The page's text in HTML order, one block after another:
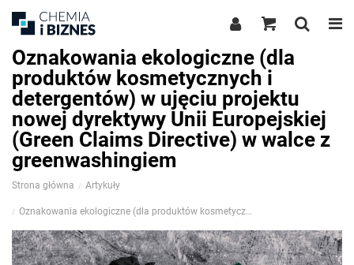
Oznakowania ekologiczne (dla
produktów kosmetycznych i
detergentów) w ujęciu projektu
nowej dyrektywy Unii Europejskiej
(Green Claims Directive) w walce z
greenwashingiem
Strona główna Artykuły
Oznakowania ekologiczne (dla produktów kosmetycznych i detergentów) w ujęciu projektu nowej dyrektywy Unii Europejskiej (Green Claims Directive) w walce z greenwashingiem